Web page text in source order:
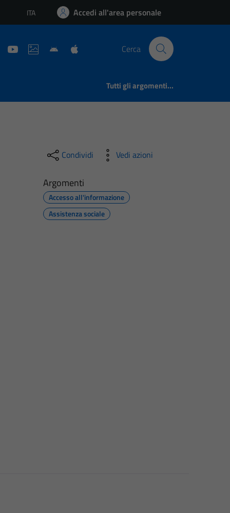
Lingua attiva:
ITA Accedi all'area personale
Cerca
Tutti gli argomenti...
Condividi Vedi azioni
Argomenti
Accesso all'informazione
Assistenza sociale